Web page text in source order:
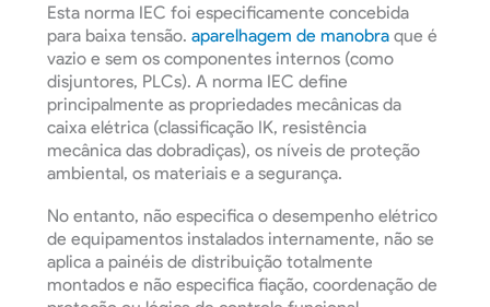
Esta norma IEC foi especificamente concebida
para baixa tensão.aparelhagem de manobra que é
vazio e sem os componentes internos (como
disjuntores, PLCs). A norma IEC define
principalmente as propriedades mecânicas da
caixa elétrica (classificação IK, resistência
mecânica das dobradiças), os níveis de proteção
ambiental, os materiais e a segurança.
No entanto, não especifica o desempenho elétrico
de equipamentos instalados internamente, não se
aplica a painéis de distribuição totalmente
montados e não especifica fiação, coordenação de